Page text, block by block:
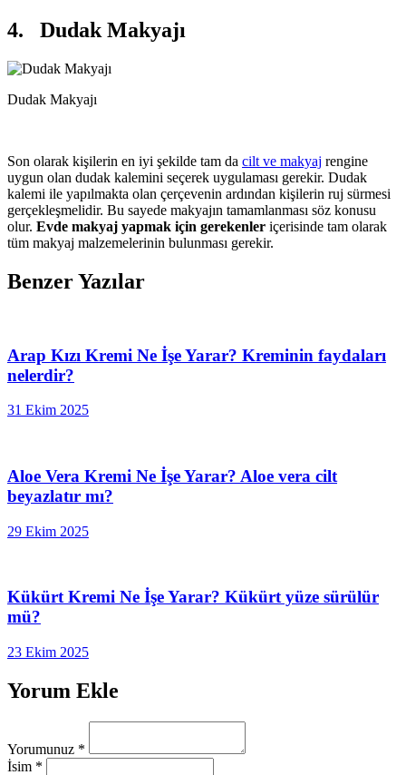
4. Dudak Makyajı
Dudak Makyajı
Son olarak kişilerin en iyi şekilde tam da cilt ve makyaj rengine
uygun olan dudak kalemini seçerek uygulaması gerekir. Dudak
kalemi ile yapılmakta olan çerçevenin ardından kişilerin ruj sürmesi
gerçekleşmelidir. Bu sayede makyajın tamamlanması söz konusu
olur. Evde makyaj yapmak için gerekenler içerisinde tam olarak
tüm makyaj malzemelerinin bulunması gerekir.
Benzer Yazılar
Arap Kızı Kremi Ne İşe Yarar? Kreminin faydaları
nelerdir?
31 Ekim 2025
Aloe Vera Kremi Ne İşe Yarar? Aloe vera cilt
beyazlatır mı?
29 Ekim 2025
Kükürt Kremi Ne İşe Yarar? Kükürt yüze sürülür
mü?
23 Ekim 2025
Yorum Ekle
Yorumunuz *
İsim *